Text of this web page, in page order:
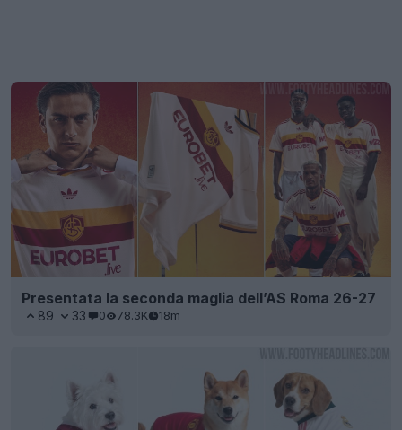
Presentata la seconda maglia dell’AS Roma 26-27
89 33 0 78.3K 18m